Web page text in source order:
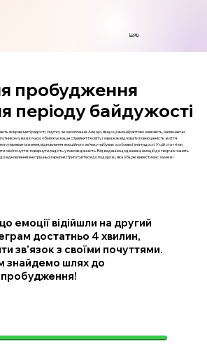
Login
пробудження
періоду байдужості
яскраві миті радості, смутку чи захоплення. Але що, якщо ці емоції раптово зникають, залишаючи
у важкі часи, обмежує наше сприйняття світу і заважає відчувати повноцінність життя.
перевантаження, відновлення емоційного зв’язку набуває особливої значущості. У цій статті ми
свої почуття і повернути радість у повсякденність. Від ведення щоденника емоцій до творчих занять
внутрішньої гармонії. Приготуйтеся до подорожі, яка обіцяє вивести вас за межі
емоції відійшли на другий
достатньо 4 хвилин,
зв’язок з своїми почуттями.
знайдемо шлях до